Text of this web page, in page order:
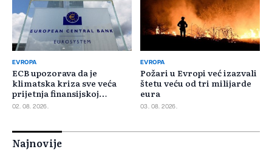
EVROPA
ECB upozorava da je
klimatska kriza sve veća
prijetnja finansijskoj
stabilnosti
02. 08. 2026.
EVROPA
Požari u Evropi već izazvali
štetu veću od tri milijarde
eura
03. 08. 2026.
Najnovije